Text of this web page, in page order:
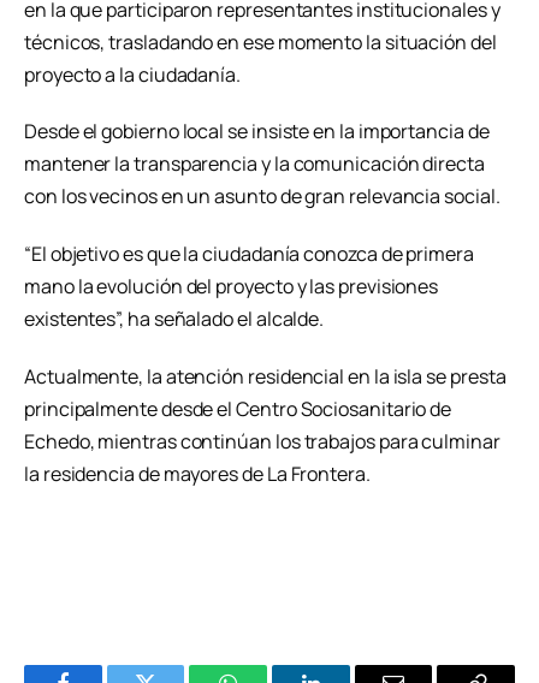
en la que participaron representantes institucionales y
técnicos, trasladando en ese momento la situación del
proyecto a la ciudadanía.
Desde el gobierno local se insiste en la importancia de
mantener la transparencia y la comunicación directa
con los vecinos en un asunto de gran relevancia social.
“El objetivo es que la ciudadanía conozca de primera
mano la evolución del proyecto y las previsiones
existentes”, ha señalado el alcalde.
Actualmente, la atención residencial en la isla se presta
principalmente desde el Centro Sociosanitario de
Echedo, mientras continúan los trabajos para culminar
la residencia de mayores de La Frontera.